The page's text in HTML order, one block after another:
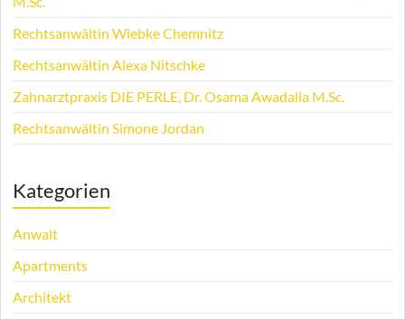
Rechtsanwältin Wiebke Chemnitz
Rechtsanwältin Alexa Nitschke
Zahnarztpraxis DIE PERLE, Dr. Osama Awadalla M.Sc.
Rechtsanwältin Simone Jordan
Kategorien
Anwalt
Apartments
Architekt